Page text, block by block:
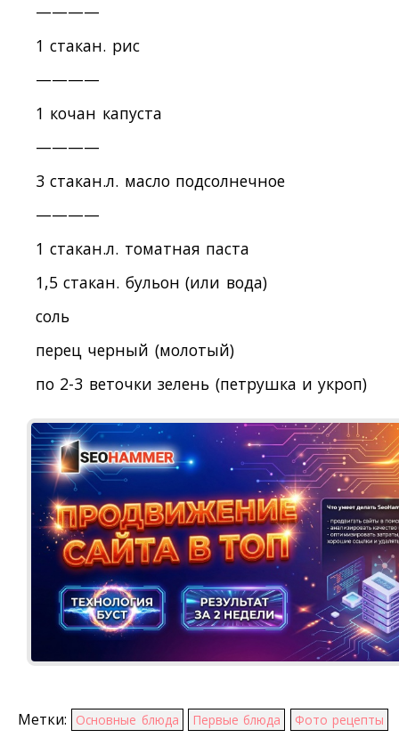
————
1 стакан. рис
————
1 кочан капуста
————
3 стакан.л. масло подсолнечное
————
1 стакан.л. томатная паста
1,5 стакан. бульон (или вода)
соль
перец черный (молотый)
по 2-3 веточки зелень (петрушка и укроп)
Метки: Основные блюда Первые блюда Фото рецепты